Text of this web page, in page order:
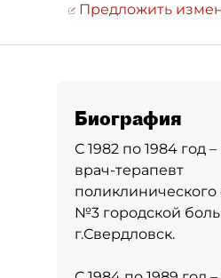
Предложить
Биография
С 1982 по 1984 год
врач-терапевт
поликлинического
№3 городской
г.Свердловск.